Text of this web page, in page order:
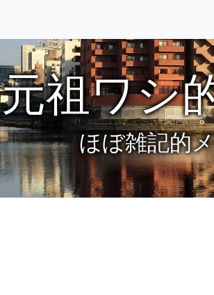
元祖ワシ
ほぼ雑記的